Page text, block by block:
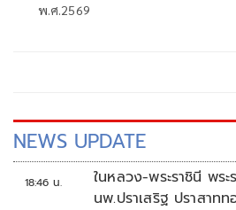
พ.ศ.2569
NEWS UPDATE
18:46 น.
ในหลวง-พระราชินี พร
นพ.ปราเสริฐ ปราสาทท